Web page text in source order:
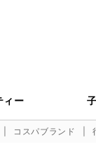
ィー
コスパブランド